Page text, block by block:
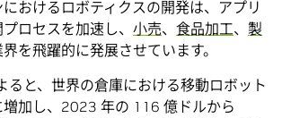
おけるロボティクスの開発は、アプリ
ロセスを加速し、 小売、 食品加工、 製
を飛躍的に発展させています。
ると、世界の倉庫における移動ロボット
加し、2023 年の 116 億ドルから